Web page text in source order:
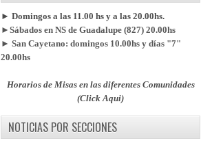
► Domingos a las 11.00 hs y a las 20.00hs.
►Sábados en NS de Guadalupe (827) 20.00hs
► San Cayetano: domingos 10.00hs y días "7"
20.00hs
Horarios de Misas en las diferentes Comunidades
(Click Aqui)
NOTICIAS POR SECCIONES